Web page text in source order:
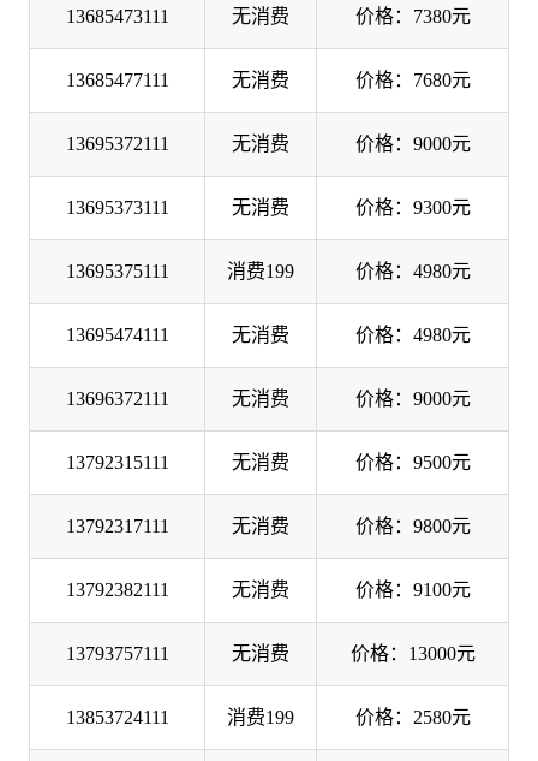
13685473111 无消费 价格：7380元
13685477111 无消费 价格：7680元
13695372111 无消费 价格：9000元
13695373111 无消费 价格：9300元
13695375111 消费199 价格：4980元
13695474111 无消费 价格：4980元
13696372111 无消费 价格：9000元
13792315111 无消费 价格：9500元
13792317111 无消费 价格：9800元
13792382111 无消费 价格：9100元
13793757111 无消费 价格：13000元
13853724111 消费199 价格：2580元